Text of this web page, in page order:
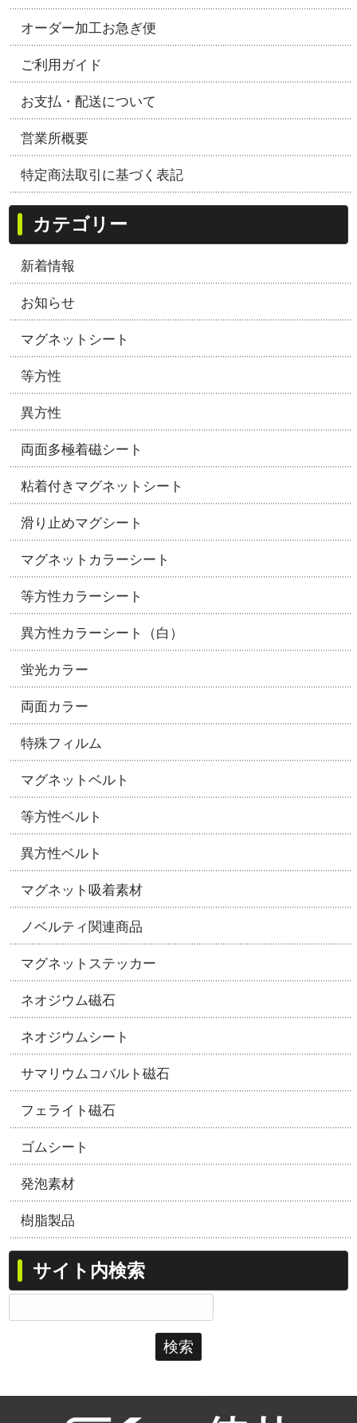
オーダー加工お急ぎ便
ご利用ガイド
お支払・配送について
営業所概要
特定商法取引に基づく表記
カテゴリー
新着情報
お知らせ
マグネットシート
等方性
異方性
両面多極着磁シート
粘着付きマグネットシート
滑り止めマグシート
マグネットカラーシート
等方性カラーシート
異方性カラーシート（白）
蛍光カラー
両面カラー
特殊フィルム
マグネットベルト
等方性ベルト
異方性ベルト
マグネット吸着素材
ノベルティ関連商品
マグネットステッカー
ネオジウム磁石
ネオジウムシート
サマリウムコバルト磁石
フェライト磁石
ゴムシート
発泡素材
樹脂製品
サイト内検索
索: